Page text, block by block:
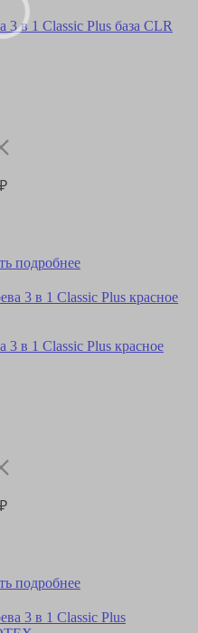
3 в 1 Classic Plus база CLR
подробнее
3 в 1 Classic Plus красное
подробнее